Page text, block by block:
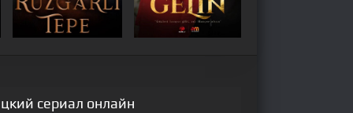
сериал онлайн